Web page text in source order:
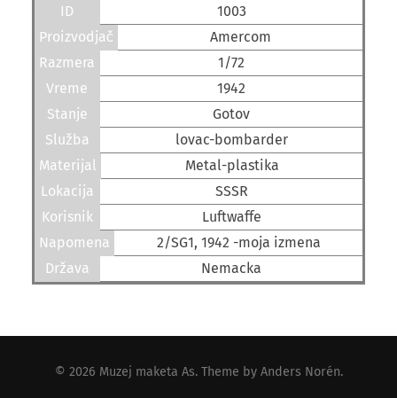
ID
1003
Proizvodjač
Amercom
Razmera
1/72
Vreme
1942
Stanje
Gotov
Služba
lovac-bombarder
Materijal
Metal-plastika
Lokacija
SSSR
Korisnik
Luftwaffe
Napomena
2/SG1, 1942 -moja izmena
Država
Nemacka
© 2026 Muzej maketa As. Theme by Anders Norén.